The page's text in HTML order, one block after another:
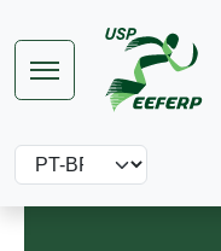
Select your language